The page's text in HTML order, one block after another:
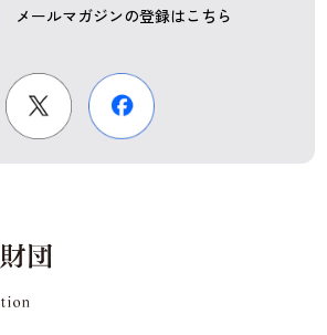
メールマガジンの登録はこちら